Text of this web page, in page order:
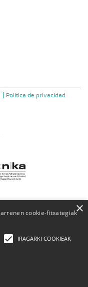
Politica de privacidad
cookie-fitxategiak
IRAGARKI COOKIEAK
×